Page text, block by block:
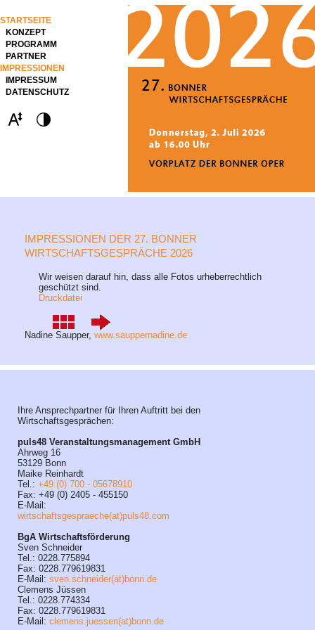
STARTSEITE
KONZEPT
PROGRAMM
PARTNER
IMPRESSIONEN
IMPRESSUM
DATENSCHUTZ
IMPRESSIONEN DER 27. BONNER
WIRTSCHAFTSGESPRÄCHE 2026
Wir weisen darauf hin, dass alle Fotos urheberrechtlich
geschützt sind.
Druckdatei
Nadine Saupper, www.sauppernadine.de
Ihre Ansprechpartner für Ihren Auftritt bei den
Wirtschaftsgesprächen:
puls48 Veranstaltungsmanagement GmbH
Ahrweg 16
53129 Bonn
Maike Reinhardt
Tel.: +49 (0) 700 - 05678910
Fax: +49 (0) 2405 - 455150
E-Mail:
wirtschaftsgespraeche(at)puls48.com
BgA Wirtschaftsförderung
Sven Schneider
Tel.: 0228.775894
Fax: 0228.779619831
E-Mail: sven.schneider(at)bonn.de
Clemens Jüssen
Tel.: 0228.774334
Fax: 0228.779619831
E-Mail: clemens.juessen(at)bonn.de